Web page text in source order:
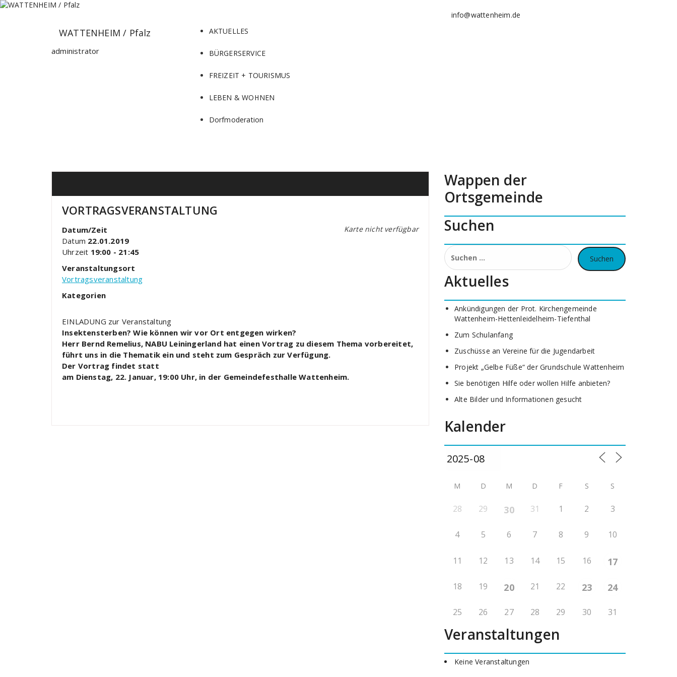
Zum
info@wattenheim.de
WATTENHEIM / Pfalz
administrator
AKTUELLES
BÜRGERSERVICE
FREIZEIT + TOURISMUS
LEBEN & WOHNEN
Dorfmoderation
VORTRAGSVERANSTALTUNG
Karte nicht verfügbar
Datum/Zeit
Datum 22.01.2019
Uhrzeit 19:00 - 21:45
Veranstaltungsort
Vortragsveranstaltung
Kategorien
EINLADUNG zur Veranstaltung
Insektensterben? Wie können wir vor Ort entgegen wirken?
Herr Bernd Remelius, NABU Leiningerland hat einen Vortrag zu diesem Thema vorbereitet,
führt uns in die Thematik ein und steht zum Gespräch zur Verfügung.
Der Vortrag findet statt
am Dienstag, 22. Januar, 19:00 Uhr, in der Gemeindefesthalle Wattenheim.
Wappen der
Ortsgemeinde
Suchen
Suchen
nach:
Aktuelles
Ankündigungen der Prot. Kirchengemeinde
Wattenheim-Hettenleidelheim-Tiefenthal
Zum Schulanfang
Zuschüsse an Vereine für die Jugendarbeit
Projekt „Gelbe Füße“ der Grundschule Wattenheim
Sie benötigen Hilfe oder wollen Hilfe anbieten?
Alte Bilder und Informationen gesucht
Kalender
M D M D F S S
28 29 30 31 1 2 3
4 5 6 7 8 9 10
11 12 13 14 15 16 17
18 19 20 21 22 23 24
25 26 27 28 29 30 31
Veranstaltungen
Keine Veranstaltungen